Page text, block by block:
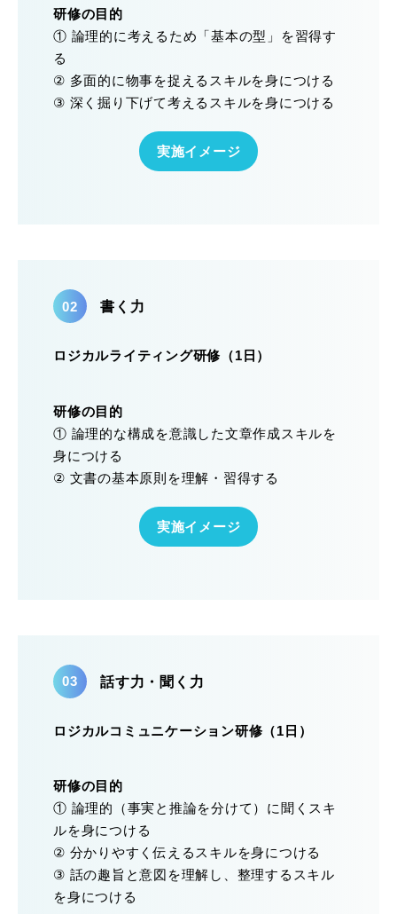
研修の目的
① 論理的に考えるため「基本の型」を習得す
る
② 多面的に物事を捉えるスキルを身につける
③ 深く掘り下げて考えるスキルを身につける
実施イメージ
書く力
ロジカルライティング研修（1日）
研修の目的
① 論理的な構成を意識した文章作成スキルを
身につける
② 文書の基本原則を理解・習得する
実施イメージ
話す力・聞く力
ロジカルコミュニケーション研修（1日）
研修の目的
① 論理的（事実と推論を分けて）に聞くスキ
ルを身につける
② 分かりやすく伝えるスキルを身につける
③ 話の趣旨と意図を理解し、整理するスキル
を身につける